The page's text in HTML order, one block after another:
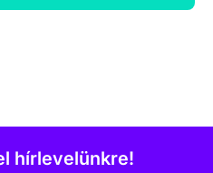
hírlevelünkre!